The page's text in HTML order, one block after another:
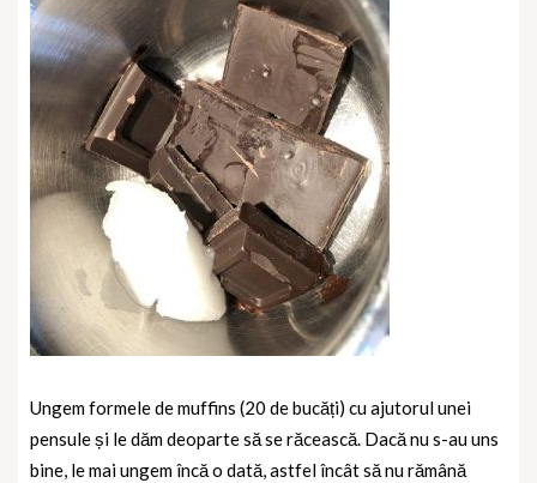
Ungem formele de muffins (20 de bucăți) cu ajutorul unei
pensule și le dăm deoparte să se răcească. Dacă nu s-au uns
bine, le mai ungem încă o dată, astfel încât să nu rămână